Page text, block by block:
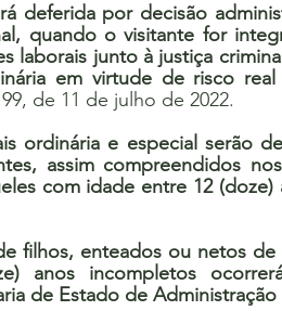
deferida por decisão
quando o visitante for
laborais junto à justiça
em virtude de risco
de 11 de julho de 2022.
ordinária e especial serão
assim compreendidos
com idade entre 12
filhos, enteados ou netos
anos incompletos
de Estado de Administração